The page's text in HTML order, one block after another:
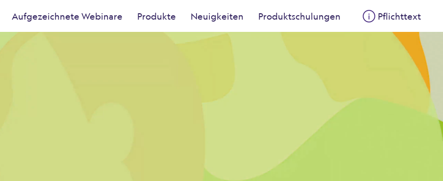
Aufgezeichnete Webinare Produkte Neuigkeiten Produkt­­schulungen Pflicht­text